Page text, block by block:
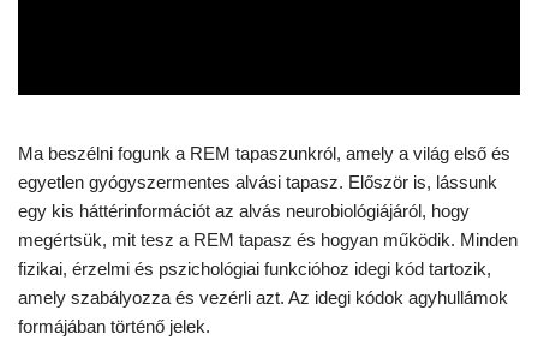
Ma beszélni fogunk a REM tapaszunkról, amely a világ első és
egyetlen gyógyszermentes alvási tapasz. Először is, lássunk
egy kis háttérinformációt az alvás neurobiológiájáról, hogy
megértsük, mit tesz a REM tapasz és hogyan működik. Minden
fizikai, érzelmi és pszichológiai funkcióhoz idegi kód tartozik,
amely szabályozza és vezérli azt. Az idegi kódok agyhullámok
formájában történő jelek.